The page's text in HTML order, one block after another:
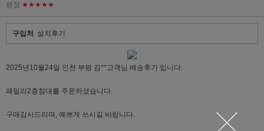
평점 ★★★★★
구입처 설치후기
2025년10월24일 인천 부평 김**고객님 배송후기 입니다.
패밀리2층침대를 주문하셨습니다.
구매감사드리며, 예쁘게 쓰시길 바랍니다.